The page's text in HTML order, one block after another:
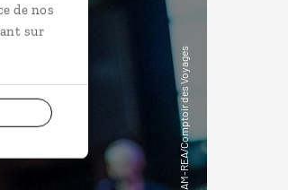
de nos
sur